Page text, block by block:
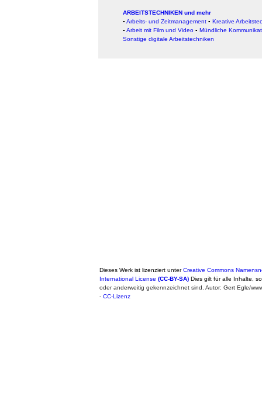
ARBEITSTECHNIKEN und mehr
▪ Arbeits- und Zeitmanagement ▪ Kreative
▪ Arbeit mit Film und Video ▪ Mündliche
Sonstige digitale Arbeitstechniken
Dieses Werk ist lizenziert unterCreative Commons
International License (CC-BY-SA) Dies gilt für alle Inhalte,
oder anderweitig gekennzeichnet sind. Autor: Gert Egle/
- CC-Lizenz